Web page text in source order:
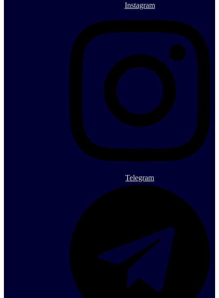
Instagram
Telegram